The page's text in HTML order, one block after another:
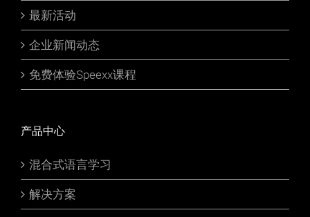
最新活动
企业新闻动态
免费体验Speexx课程
产品中心
混合式语言学习
解决方案